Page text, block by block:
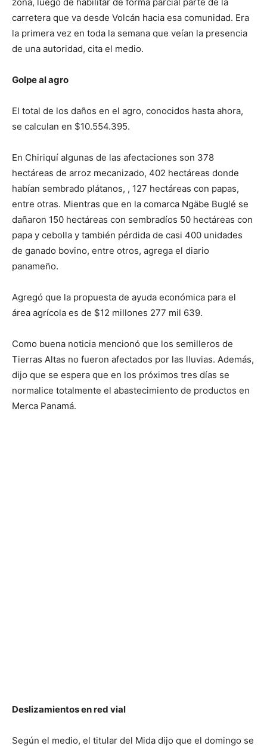
carretera que va desde Volcán hacia esa comunidad. Era
la primera vez en toda la semana que veían la presencia
de una autoridad, cita el medio.
Golpe al agro
El total de los daños en el agro, conocidos hasta ahora,
se calculan en $10.554.395.
En Chiriquí algunas de las afectaciones son 378
hectáreas de arroz mecanizado, 402 hectáreas donde
habían sembrado plátanos, , 127 hectáreas con papas,
entre otras. Mientras que en la comarca Ngäbe Buglé se
dañaron 150 hectáreas con sembradíos 50 hectáreas con
papa y cebolla y también pérdida de casi 400 unidades
de ganado bovino, entre otros, agrega el diario
panameño.
Agregó que la propuesta de ayuda económica para el
área agrícola es de $12 millones 277 mil 639.
Como buena noticia mencionó que los semilleros de
Tierras Altas no fueron afectados por las lluvias. Además,
dijo que se espera que en los próximos tres días se
normalice totalmente el abastecimiento de productos en
Merca Panamá.
Deslizamientos en red vial
Según el medio, el titular del Mida dijo que el domingo se